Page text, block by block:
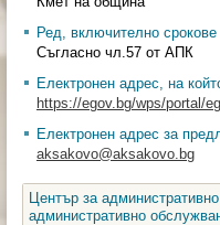
Ред, включително
Съгласно чл.57 от АПК
Електронен адрес, на
https://egov.bg/wps/portal/
Електронен адрес за
aksakovo@aksakovo.bg
Център за
административно